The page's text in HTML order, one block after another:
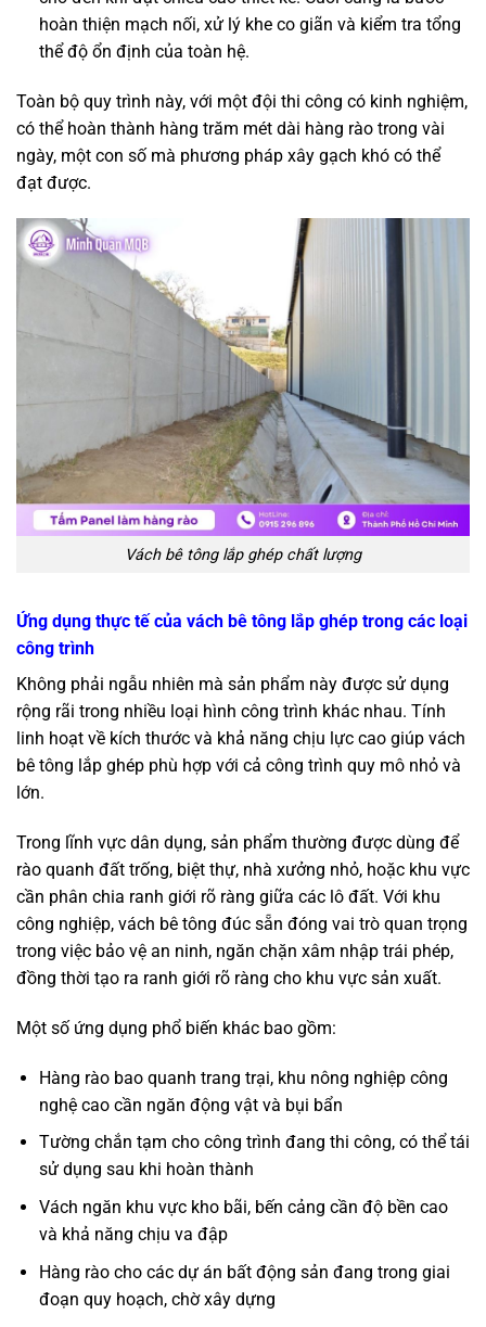
hoàn thiện mạch nối, xử lý khe co giãn và kiểm tra tổng
thể độ ổn định của toàn hệ.
Toàn bộ quy trình này, với một đội thi công có kinh nghiệm,
có thể hoàn thành hàng trăm mét dài hàng rào trong vài
ngày, một con số mà phương pháp xây gạch khó có thể
đạt được.
Vách bê tông lắp ghép chất lượng
Ứng dụng thực tế của vách bê tông lắp ghép trong các loại
công trình
Không phải ngẫu nhiên mà sản phẩm này được sử dụng
rộng rãi trong nhiều loại hình công trình khác nhau. Tính
linh hoạt về kích thước và khả năng chịu lực cao giúp vách
bê tông lắp ghép phù hợp với cả công trình quy mô nhỏ và
lớn.
Trong lĩnh vực dân dụng, sản phẩm thường được dùng để
rào quanh đất trống, biệt thự, nhà xưởng nhỏ, hoặc khu vực
cần phân chia ranh giới rõ ràng giữa các lô đất. Với khu
công nghiệp, vách bê tông đúc sẵn đóng vai trò quan trọng
trong việc bảo vệ an ninh, ngăn chặn xâm nhập trái phép,
đồng thời tạo ra ranh giới rõ ràng cho khu vực sản xuất.
Một số ứng dụng phổ biến khác bao gồm:
Hàng rào bao quanh trang trại, khu nông nghiệp công
nghệ cao cần ngăn động vật và bụi bẩn
Tường chắn tạm cho công trình đang thi công, có thể tái
sử dụng sau khi hoàn thành
Vách ngăn khu vực kho bãi, bến cảng cần độ bền cao
và khả năng chịu va đập
Hàng rào cho các dự án bất động sản đang trong giai
đoạn quy hoạch, chờ xây dựng